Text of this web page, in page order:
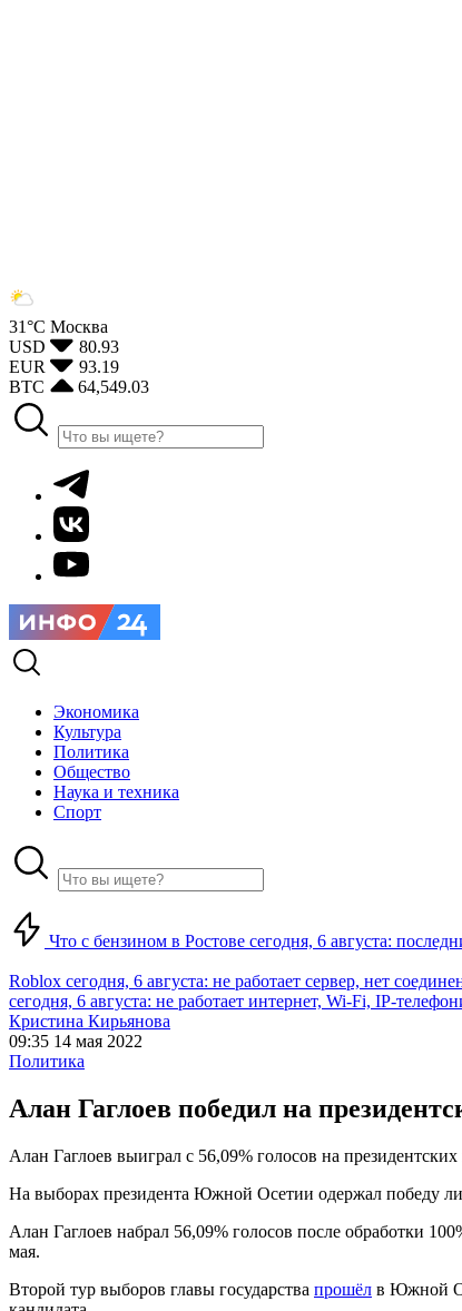
31°С Москва
USD
80.93
EUR
93.19
BTC
64,549.03
Экономика
Культура
Политика
Общество
Наука и техника
Спорт
Что с бензином в Ростове сегодня, 6 августа:
Roblox сегодня, 6 августа: не работает сервер, нет
сегодня, 6 августа: не работает интернет, Wi-Fi, IP-
Кристина Кирьянова
09:35 14 мая 2022
Политика
Алан Гаглоев победил на
Алан Гаглоев выиграл с 56,09% голосов на
На выборах президента Южной Осетии одержал победу
Алан Гаглоев набрал 56,09% голосов после обработки
мая.
Второй тур выборов главы государства прошёл в Южной